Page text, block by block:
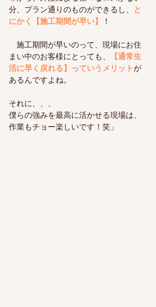
分、プラン通りのものができるし、
と
にかく【施工期間が早い】
！
施工期間が早いのって、現場にお住
まい中のお客様にとっても、
【通常生
活に早く戻れる】っていうメリット が
あるんですよね。
それに、、、
僕らの強みを最高に活かせる現場は、
作業もチョー楽しいです！笑」